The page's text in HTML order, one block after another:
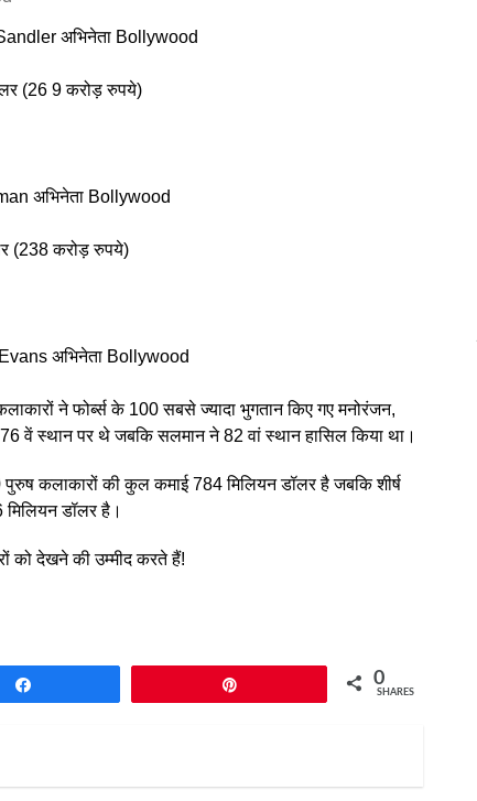
अभिनेता Bollywood
(26 9 करोड़ रुपये)
अभिनेता Bollywood
(238 करोड़ रुपये)
अभिनेता Bollywood
ने फोर्ब्स के 100 सबसे ज्यादा भुगतान किए गए मनोरंजन,
वें स्थान पर थे जबकि सलमान ने 82 वां स्थान हासिल किया था।
कलाकारों की कुल कमाई 784 मिलियन डॉलर है जबकि शीर्ष
डॉलर है।
को देखने की उम्मीद करते हैं!
0
SHARES